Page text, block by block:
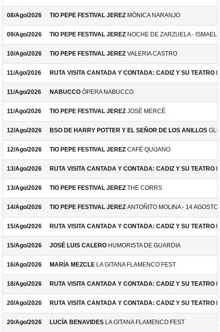
08/Ago/2026 TIO PEPE FESTIVAL JEREZ MÓNICA NARANJO
09/Ago/2026 TIO PEPE FESTIVAL JEREZ NOCHE DE ZARZUELA -
10/Ago/2026 TIO PEPE FESTIVAL JEREZ VALERIA CASTRO
11/Ago/2026 RUTA VISITA CANTADA Y CONTADA: CADIZ Y SU TEATRO
11/Ago/2026 NABUCCO ÓPERA NABUCCO
11/Ago/2026 TIO PEPE FESTIVAL JEREZ JOSÉ MERCÉ
12/Ago/2026 BSO DE HARRY POTTER Y EL SEÑOR DE LOS ANILLOS
12/Ago/2026 TIO PEPE FESTIVAL JEREZ CAFÉ QUIJANO
13/Ago/2026 RUTA VISITA CANTADA Y CONTADA: CADIZ Y SU TEATRO
13/Ago/2026 TIO PEPE FESTIVAL JEREZ THE CORRS
14/Ago/2026 TIO PEPE FESTIVAL JEREZ ANTOÑITO MOLINA - 14 AGOSTO
15/Ago/2026 RUTA VISITA CANTADA Y CONTADA: CADIZ Y SU TEATRO
15/Ago/2026 JOSÉ LUIS CALERO HUMORISTA DE GUARDIA
16/Ago/2026 MARÍA MEZCLE LA GITANA FLAMENCO FEST
18/Ago/2026 RUTA VISITA CANTADA Y CONTADA: CADIZ Y SU TEATRO
20/Ago/2026 RUTA VISITA CANTADA Y CONTADA: CADIZ Y SU TEATRO
20/Ago/2026 LUCÍA BENAVIDES LA GITANA FLAMENCO FEST